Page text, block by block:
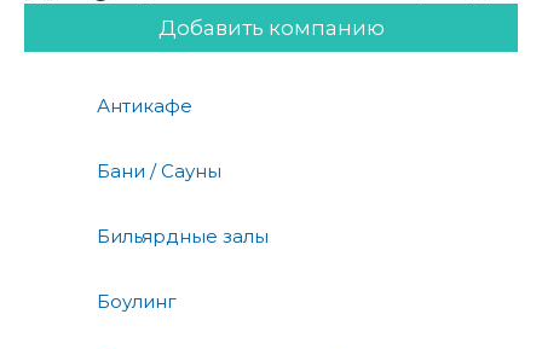
Добавить компанию
Антикафе
Бани / Сауны
Бильярдные залы
Боулинг